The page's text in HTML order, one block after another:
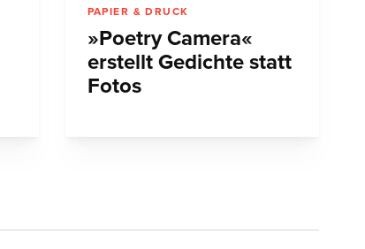
PAPIER & DRUCK
»Poetry Camera«
erstellt Gedichte statt
Fotos